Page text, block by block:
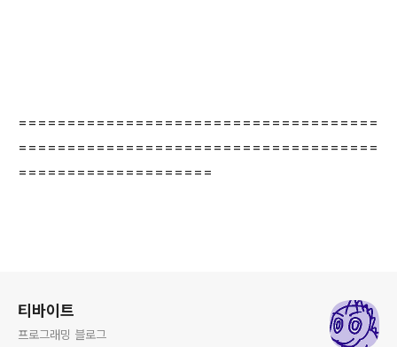
=====================================
=====================================
====================
티바이트
프로그래밍 블로그